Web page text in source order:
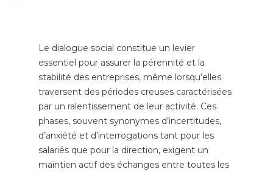
Le dialogue social constitue un levier
essentiel pour assurer la pérennité et la
stabilité des entreprises, même lorsqu’elles
traversent des périodes creuses caractérisées
par un ralentissement de leur activité. Ces
phases, souvent synonymes d’incertitudes,
d’anxiété et d’interrogations tant pour les
salariés que pour la direction, exigent un
maintien actif des échanges entre toutes les